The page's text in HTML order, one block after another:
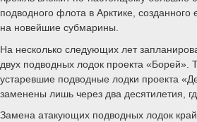
подводного флота в Арктике, созданного
на новейшие субмарины.
На несколько следующих лет
двух подводных лодок проекта «Борей».
устаревшие подводные лодки проекта
заменены лишь через два десятилетия,
Замена атакующих подводных лодок